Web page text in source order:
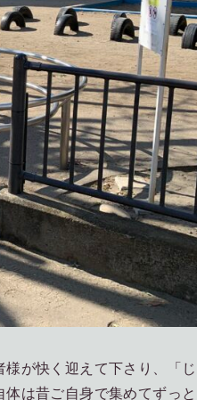
が快く迎えて下さり、「じ
は昔ご自身で集めてずっと